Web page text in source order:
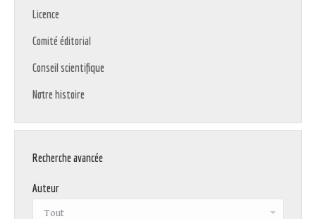
Licence
Comité éditorial
Conseil scientifique
Notre histoire
Recherche avancée
Auteur